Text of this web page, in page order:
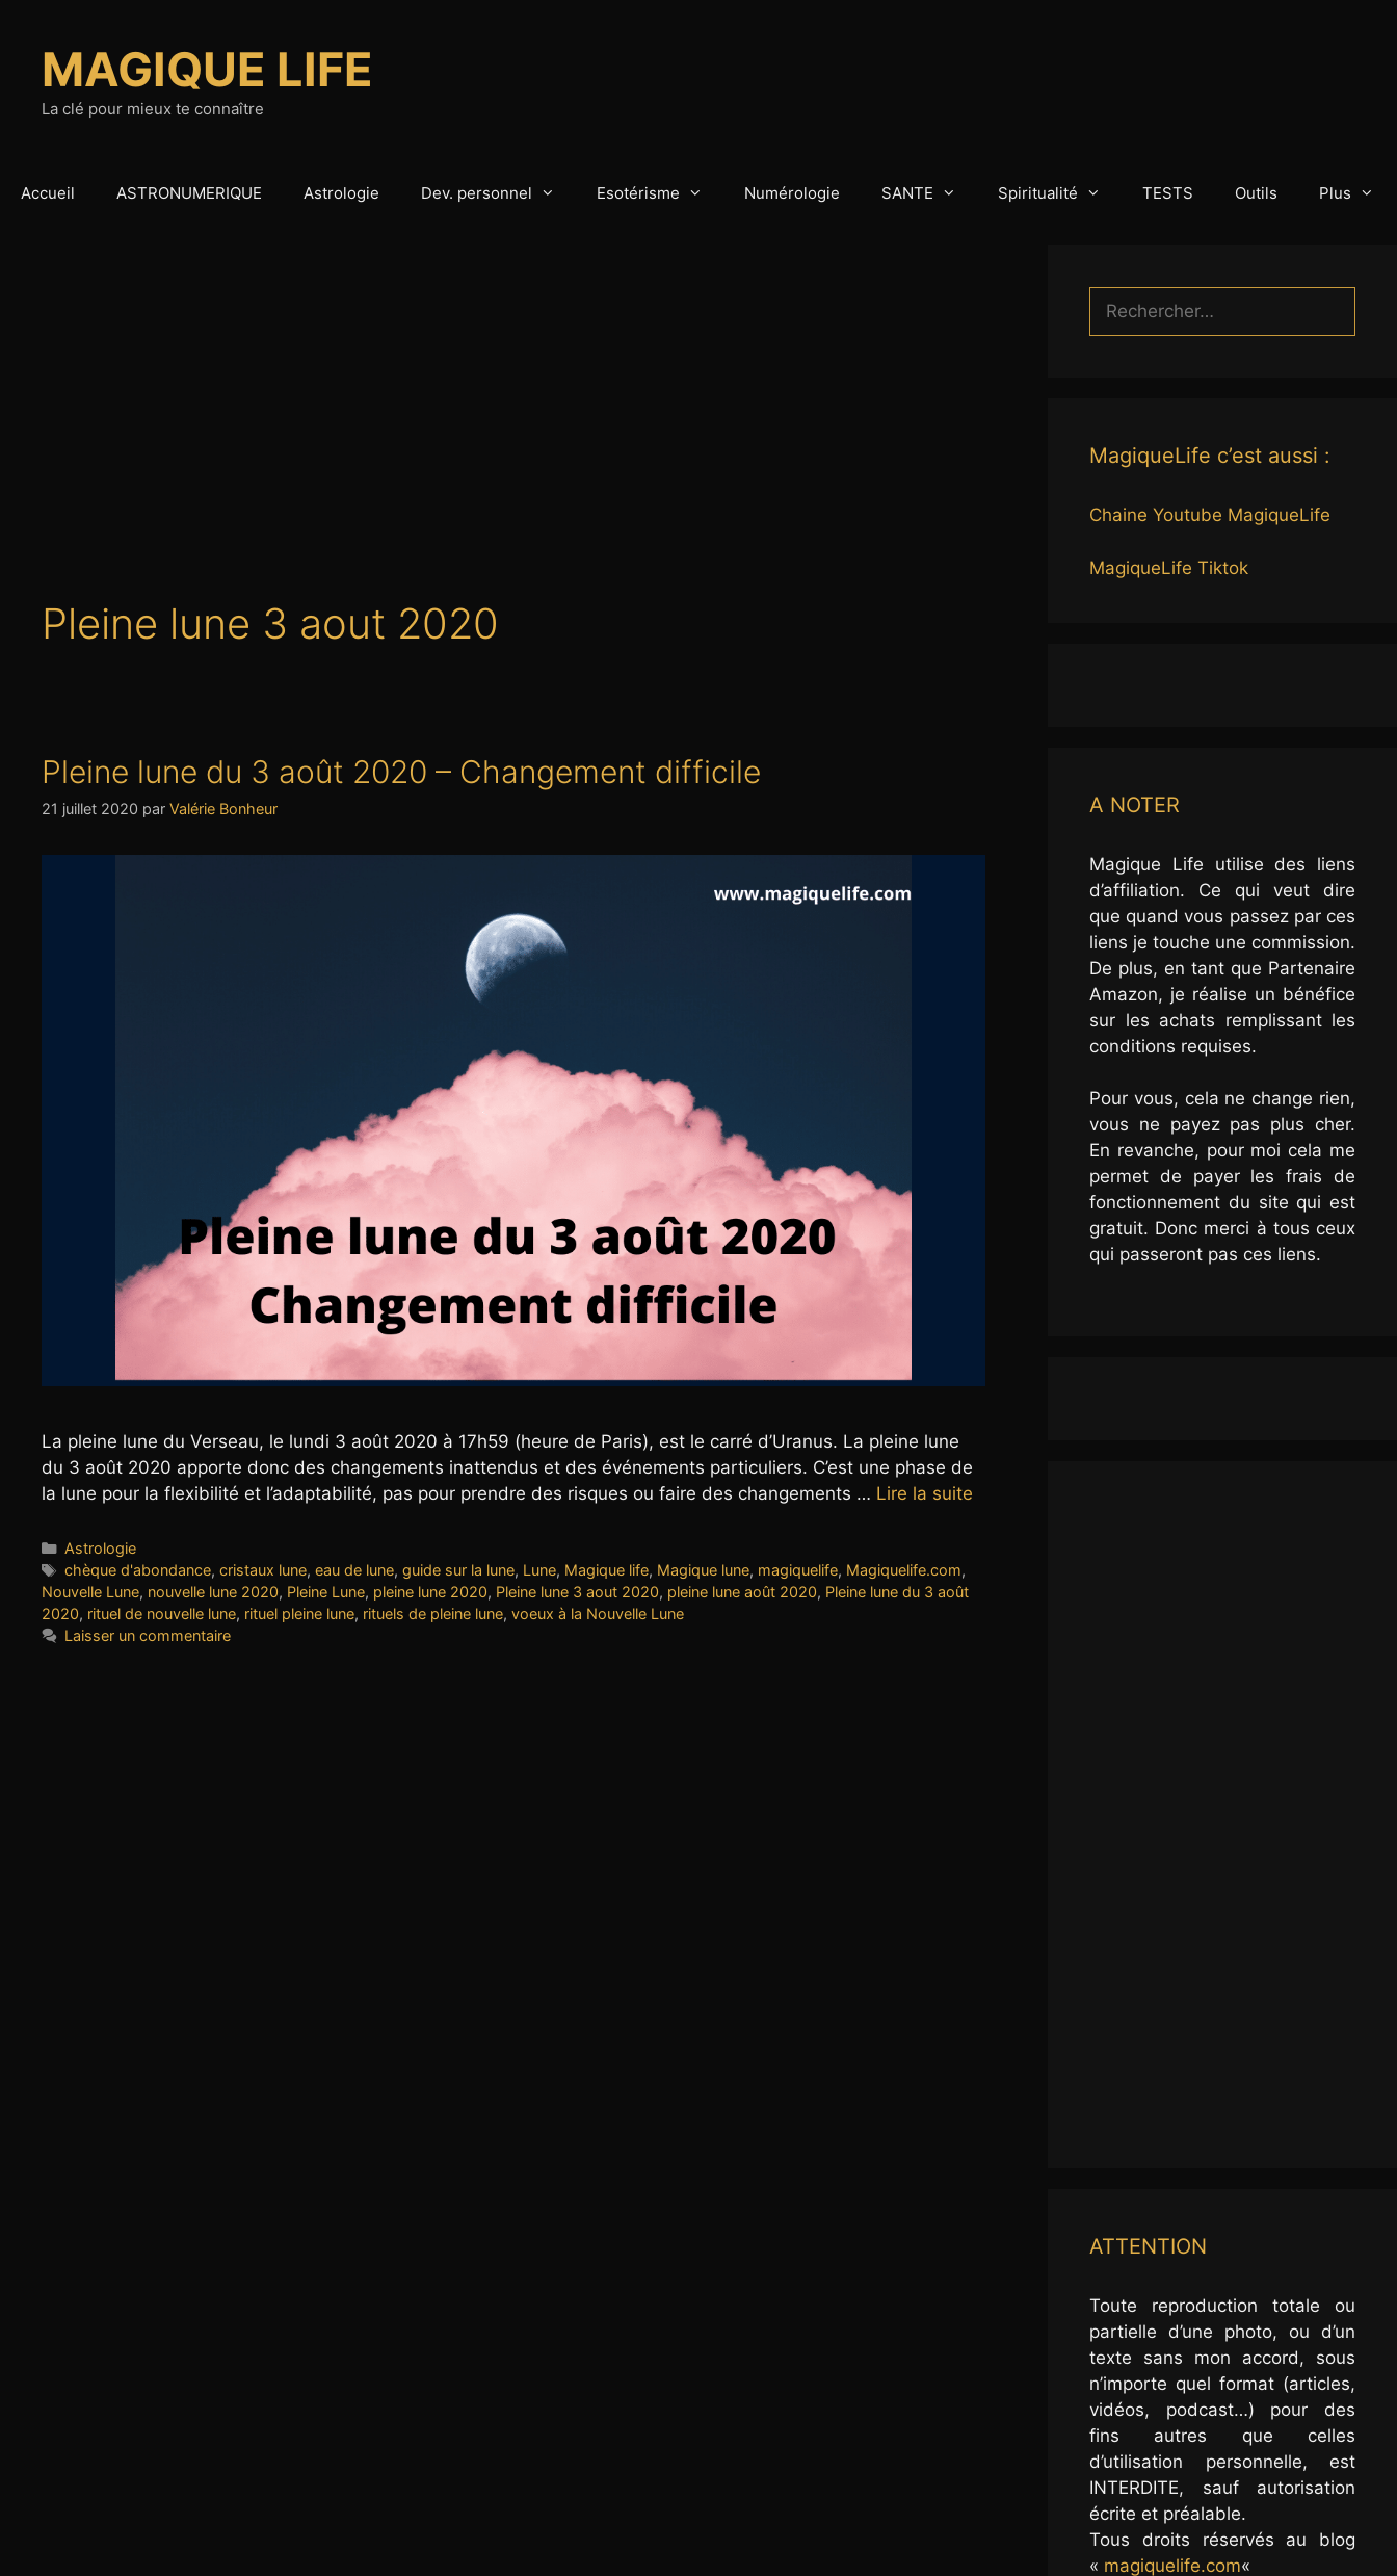
contenuMAGIQUE LIFE
La clé pour mieux te connaître
Accueil ASTRONUMERIQUE Astrologie Dev. personnel Esotérisme Numérologie SANTE Spiritualité TESTS Outils Plus
Pleine lune 3 aout 2020
Pleine lune du 3 août 2020 – Changement difficile
21 juillet 2020 par Valérie Bonheur
La pleine lune du Verseau, le lundi 3 août 2020 à 17h59 (heure de Paris), est le carré d’Uranus. La pleine lune
du 3 août 2020 apporte donc des changements inattendus et des événements particuliers. C’est une phase de
la lune pour la flexibilité et l’adaptabilité, pas pour prendre des risques ou faire des changements … Lire la suite
Catégories
Astrologie
Étiquettes
chèque d'abondance, cristaux lune, eau de lune, guide sur la lune, Lune, Magique life, Magique lune, magiquelife, Magiquelife.com,
Nouvelle Lune, nouvelle lune 2020, Pleine Lune, pleine lune 2020, Pleine lune 3 aout 2020, pleine lune août 2020, Pleine lune du 3 août
2020, rituel de nouvelle lune, rituel pleine lune, rituels de pleine lune, voeux à la Nouvelle Lune
Laisser un commentaire
Rechercher :
MagiqueLife c’est aussi :
Chaine Youtube MagiqueLife
MagiqueLife Tiktok
A NOTER
Magique Life utilise des liens
d’affiliation. Ce qui veut dire
que quand vous passez par ces
liens je touche une commission.
De plus, en tant que Partenaire
Amazon, je réalise un bénéfice
sur les achats remplissant les
conditions requises.
Pour vous, cela ne change rien,
vous ne payez pas plus cher.
En revanche, pour moi cela me
permet de payer les frais de
fonctionnement du site qui est
gratuit. Donc merci à tous ceux
qui passeront pas ces liens.
ATTENTION
Toute reproduction totale ou
partielle d’une photo, ou d’un
texte sans mon accord, sous
n’importe quel format (articles,
vidéos, podcast…) pour des
fins autres que celles
d’utilisation personnelle, est
INTERDITE, sauf autorisation
écrite et préalable.
Tous droits réservés au blog
« magiquelife.com«